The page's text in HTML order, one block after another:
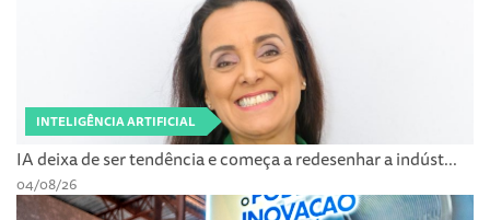
INTELIGÊNCIA ARTIFICIAL
IA deixa de ser tendência e começa a redesenhar a indúst...
04/08/26